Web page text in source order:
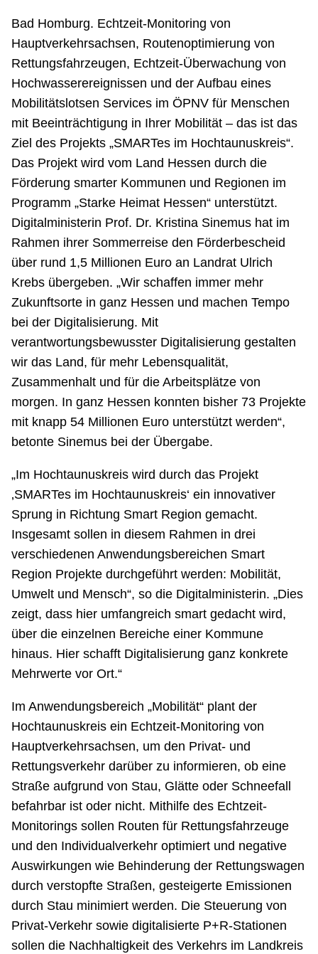
Bad Homburg. Echtzeit-Monitoring von
Hauptverkehrsachsen, Routenoptimierung von
Rettungsfahrzeugen, Echtzeit-Überwachung von
Hochwasserereignissen und der Aufbau eines
Mobilitätslotsen Services im ÖPNV für Menschen
mit Beeinträchtigung in Ihrer Mobilität – das ist das
Ziel des Projekts „SMARTes im Hochtaunuskreis“.
Das Projekt wird vom Land Hessen durch die
Förderung smarter Kommunen und Regionen im
Programm „Starke Heimat Hessen“ unterstützt.
Digitalministerin Prof. Dr. Kristina Sinemus hat im
Rahmen ihrer Sommerreise den Förderbescheid
über rund 1,5 Millionen Euro an Landrat Ulrich
Krebs übergeben. „Wir schaffen immer mehr
Zukunftsorte in ganz Hessen und machen Tempo
bei der Digitalisierung. Mit
verantwortungsbewusster Digitalisierung gestalten
wir das Land, für mehr Lebensqualität,
Zusammenhalt und für die Arbeitsplätze von
morgen. In ganz Hessen konnten bisher 73 Projekte
mit knapp 54 Millionen Euro unterstützt werden“,
betonte Sinemus bei der Übergabe.
„Im Hochtaunuskreis wird durch das Projekt
‚SMARTes im Hochtaunuskreis‘ ein innovativer
Sprung in Richtung Smart Region gemacht.
Insgesamt sollen in diesem Rahmen in drei
verschiedenen Anwendungsbereichen Smart
Region Projekte durchgeführt werden: Mobilität,
Umwelt und Mensch“, so die Digitalministerin. „Dies
zeigt, dass hier umfangreich smart gedacht wird,
über die einzelnen Bereiche einer Kommune
hinaus. Hier schafft Digitalisierung ganz konkrete
Mehrwerte vor Ort.“
Im Anwendungsbereich „Mobilität“ plant der
Hochtaunuskreis ein Echtzeit-Monitoring von
Hauptverkehrsachsen, um den Privat- und
Rettungsverkehr darüber zu informieren, ob eine
Straße aufgrund von Stau, Glätte oder Schneefall
befahrbar ist oder nicht. Mithilfe des Echtzeit-
Monitorings sollen Routen für Rettungsfahrzeuge
und den Individualverkehr optimiert und negative
Auswirkungen wie Behinderung der Rettungswagen
durch verstopfte Straßen, gesteigerte Emissionen
durch Stau minimiert werden. Die Steuerung von
Privat-Verkehr sowie digitalisierte P+R-Stationen
sollen die Nachhaltigkeit des Verkehrs im Landkreis